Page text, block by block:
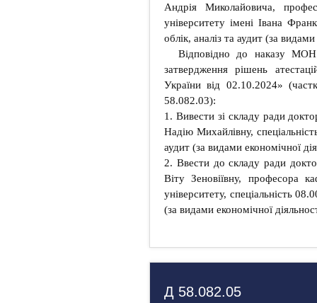
Андрія Миколайовича,
університету імені Івана
облік, аналіз та аудит (за
Відповідно до наказу
затвердження рішень
України від 02.10.2024»
58.082.03):
1. Вивести зі складу ради
Надію Михайлівну,
аудит (за видами економічної
2. Ввести до складу ради
Віту Зеновіївну, професора
університету, спеціальність
(за видами економічної
Д 58.082.05